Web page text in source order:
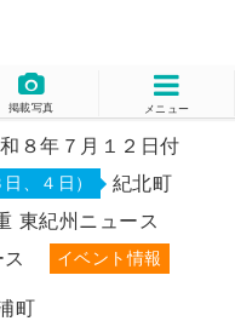
掲載写真 メニュー
８年７月１２日付
、４日） 紀北町
東紀州ニュース
イベント情報
町